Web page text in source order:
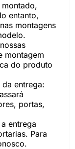
entanto,
montagens
montagem
do produto
entrega:
portas,
entrega
Para